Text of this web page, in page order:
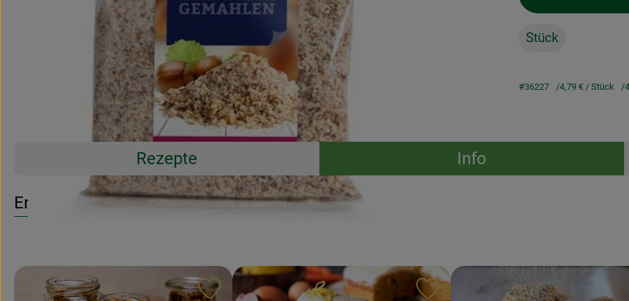
Stück
#36227 4,79 € / Stück
Rezepte Info
Entdecke passende Rezepte
Rezept zu Favouriten hinzufügen Rezept zu Favouriten hinzufügen